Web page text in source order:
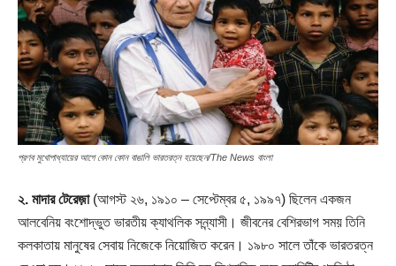
প্রণব মুখোপাধ্যায়ের আগে কোন কোন বাঙালি ভারতরত্ন হয়েছেন/The News বাংলা
২. মাদার টেরেজ়া (আগস্ট ২৬, ১৯১০ – সেপ্টেম্বর ৫, ১৯৯৭) ছিলেন একজন
আলবেনিয় বংশোদ্ভুত ভারতীয় ক্যাথলিক সন্ন্যাসী। জীবনের বেশিরভাগ সময় তিনি
কলকাতায় মানুষের সেবায় নিজেকে নিয়োজিত করেন। ১৯৮০ সালে তাঁকে ভারতরত্ন